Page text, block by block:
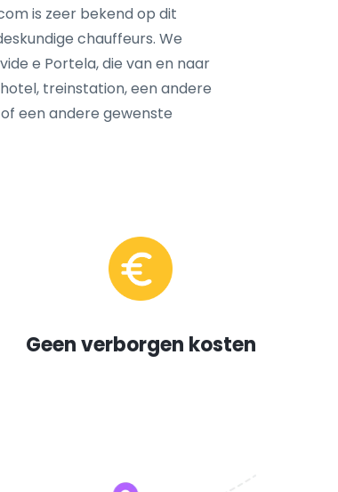
is zeer bekend op dit
chauffeurs. We
e Portela, die van en naar
treinstation, een andere
een andere gewenste
Geen verborgen kosten